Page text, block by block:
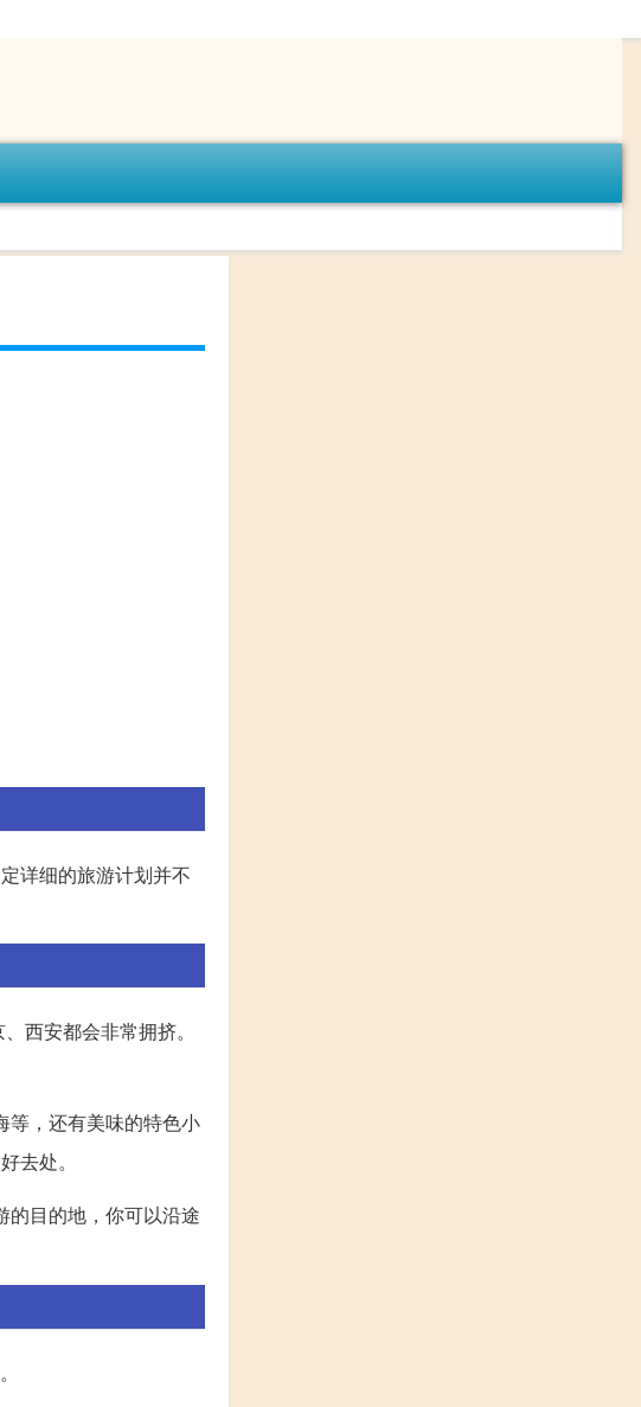
详细的旅游计划并不
西安都会非常拥挤。
等，还有美味的特色小
去处。
的目的地，你可以沿途